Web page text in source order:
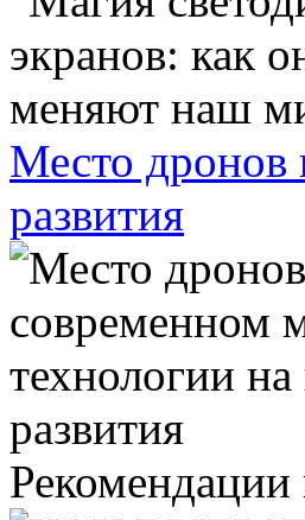
Место дронов
развития
Рекомендации